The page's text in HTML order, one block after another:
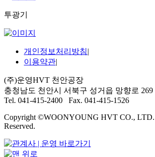
투광기
개인정보처리방침
이용약관
(주)운영HVT 천안공장
충청남도 천안시 서북구 성거읍 망향로 269
Tel. 041-415-2400 Fax. 041-415-1526
Copyright ©WOONYOUNG HVT CO.,
Reserved.